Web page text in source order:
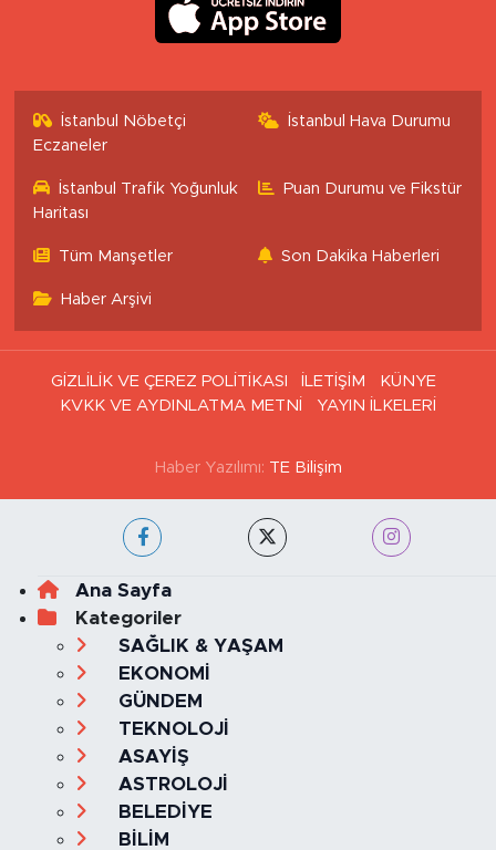
İstanbul Nöbetçi
Eczaneler
İstanbul Hava Durumu
İstanbul Trafik Yoğunluk
Haritası
Puan Durumu ve Fikstür
Tüm Manşetler Son Dakika Haberleri
Haber Arşivi
GİZLİLİK VE ÇEREZ POLİTİKASI İLETİŞİM
KÜNYE
KVKK VE AYDINLATMA METNİ
YAYIN İLKELERİ
Haber Yazılımı: TE Bilişim
Ana Sayfa
Kategoriler
SAĞLIK & YAŞAM
EKONOMİ
GÜNDEM
TEKNOLOJİ
ASAYİŞ
ASTROLOJİ
BELEDİYE
BİLİM